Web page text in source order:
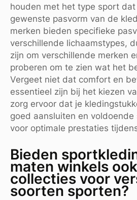
houden met het type sport
gewenste pasvorm van de
merken bieden specifieke
verschillende lichaamstypes,
zijn om verschillende merken
proberen om te zien wat het
Vergeet niet dat comfort en
essentieel zijn bij het kiezen
zorg ervoor dat je
goed aansluiten en
voor optimale prestaties
Bieden
maten winkels
collecties voor
soorten sporten?